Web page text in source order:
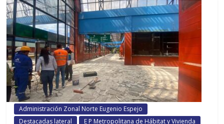
Administración Zonal Norte Eugenio Espejo
Destacadas lateral
E P Metropolitana de Hábitat y Vivienda